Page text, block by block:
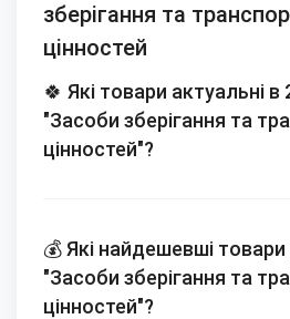
зберігання та
цінностей
🍀 Які товари актуальні в
"Засоби зберігання та
цінностей"?
💰 Які найдешевші товари
"Засоби зберігання та
цінностей"?